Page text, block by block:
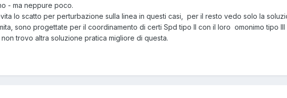
- ma neppure poco.
lo scatto per perturbazione sulla linea in questi casi, per il resto vedo solo la
sono progettate per il coordinamento di certi Spd tipo II con il loro omonimo tipo
trovo altra soluzione pratica migliore di questa.